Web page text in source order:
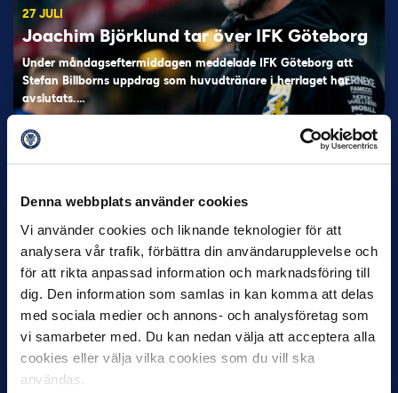
Denna webbplats använder cookies
Vi använder cookies och liknande teknologier för att
analysera vår trafik, förbättra din användarupplevelse och
för att rikta anpassad information och marknadsföring till
dig. Den information som samlas in kan komma att delas
med sociala medier och annons- och analysföretag som
vi samarbeter med. Du kan nedan välja att acceptera alla
cookies eller välja vilka cookies som du vill ska
användas.
27 JULI
Joachim Björklund tar över IFK Göteborg
Under måndagseftermiddagen meddelade IFK Göteborg att
Stefan Billborns uppdrag som huvudtränare i herrlaget har
avslutats.…
30 JUNI
Helstrup ny tränare i Malmö FF
Inleder mot…